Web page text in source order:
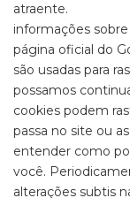
informações
página oficial do
são usadas para
possamos
cookies podem
passa no site ou
entender como
você.
alterações subtis